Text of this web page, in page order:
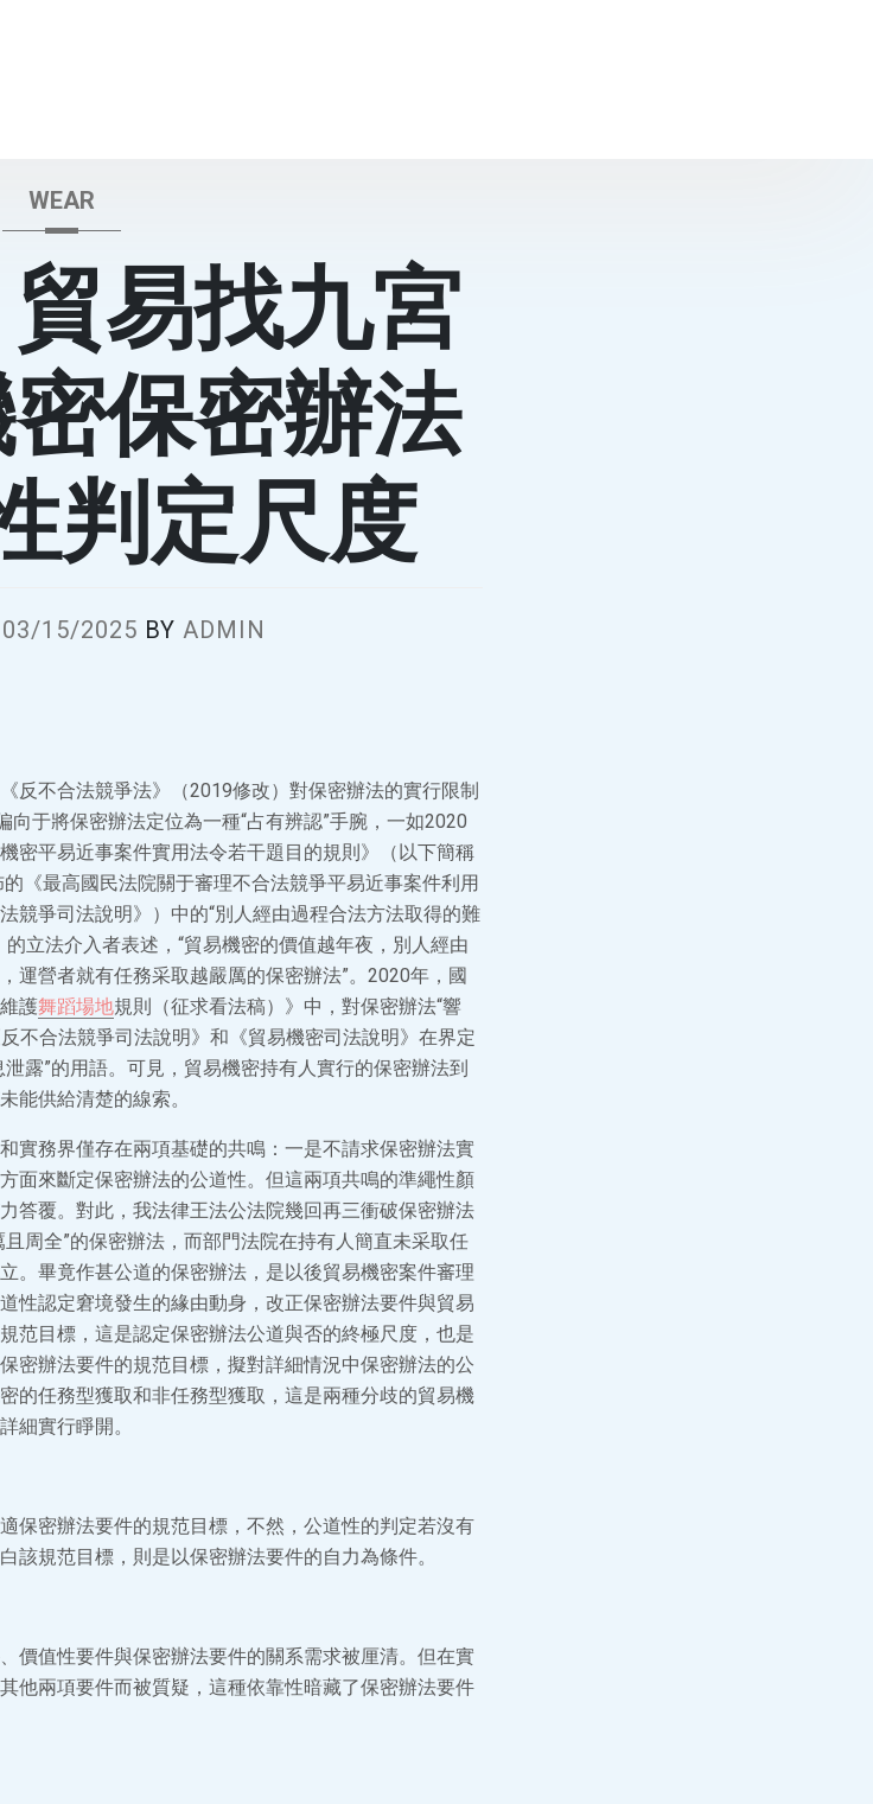
WEAR
易找九宮
保密辦法
判定尺度
03/15/2025 BY ADMIN
反不合法競爭法》（2019修改）對保密辦法的實行限制
向于將保密辦法定位為一種“占有辨認”手腕，一如2020
密平易近事案件實用法令若干題目的規則》（以下簡稱
《最高國民法院關于審理不合法競爭平易近事案件利用
競爭司法說明》）中的“別人經由過程合法方法取得的難
立法介入者表述，“貿易機密的價值越年夜，別人經由
運營者就有任務采取越嚴厲的保密辦法”。2020年，國
護舞蹈場地規則（征求看法稿）》中，對保密辦法“響
不合法競爭司法說明》和《貿易機密司法說明》在界定
露”的用語。可見，貿易機密持有人實行的保密辦法到
能供給清楚的線索。
實務界僅存在兩項基礎的共鳴：一是不請求保密辦法實
面來斷定保密辦法的公道性。但這兩項共鳴的準繩性顏
答覆。對此，我法律王法公法院幾回再三衝破保密辦法
周全”的保密辦法，而部門法院在持有人簡直未采取任
。畢竟作甚公道的保密辦法，是以後貿易機密案件審理
性認定窘境發生的緣由動身，改正保密辦法要件與貿易
范目標，這是認定保密辦法公道與否的終極尺度，也是
密辦法要件的規范目標，擬對詳細情況中保密辦法的公
的任務型獲取和非任務型獲取，這是兩種分歧的貿易機
細實行睜開。
保密辦法要件的規范目標，不然，公道性的判定若沒有
該規范目標，則是以保密辦法要件的自力為條件。
價值性要件與保密辦法要件的關系需求被厘清。但在實
他兩項要件而被質疑，這種依靠性暗藏了保密辦法要件